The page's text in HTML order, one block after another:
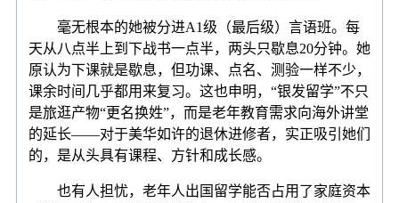
毫无根本的她被分进A1级（最后级）言语班。每
天从八点半上到下战书一点半，两头只歇息20分钟。她
原认为下课就是歇息，但功课、点名、测验一样不少，
课余时间几乎都用来复习。这也申明，“银发留学”不只
是旅逛产物“更名换姓”，而是老年教育需求向海外讲堂
的延长——对于美华如许的退休进修者，实正吸引她们
的，是从头具有课程、方针和成长感。
也有人担忧，老年人出国留学能否占用了家庭资本